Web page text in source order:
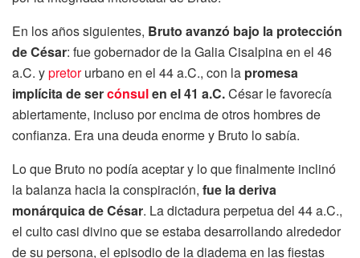
En los años siguientes, Bruto avanzó bajo la protección
de César: fue gobernador de la Galia Cisalpina en el 46
a.C. ypretorurbano en el 44 a.C., con la promesa
implícita de sercónsulen el 41 a.C.César le favorecía
abiertamente, incluso por encima de otros hombres de
confianza. Era una deuda enorme y Bruto lo sabía.
Lo que Bruto no podía aceptar y lo que finalmente inclinó
la balanza hacia la conspiración, fue la deriva
monárquica de César. La dictadura perpetua del 44 a.C.,
el culto casi divino que se estaba desarrollando alrededor
de su persona, el episodio de la diadema en las fiestas